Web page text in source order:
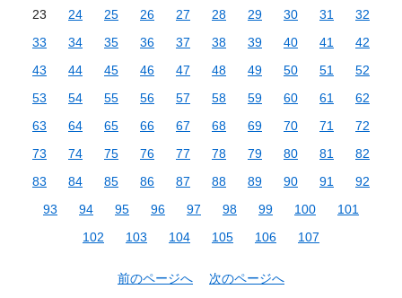
23
24 25 26 27 28 29 30 31
32
33
34 35 36 37 38 39 40 41
42
43
44 45 46 47 48 49 50 51
52
53
54 55 56 57 58 59 60 61
62
63
64 65 66 67 68 69 70 71
72
73
74 75 76 77 78 79 80 81
82
83
84 85 86 87 88 89 90 91
92
93
94 95 96 97 98 99 100
101
102
103 104 105 106 107
前のページへ 次のページへ